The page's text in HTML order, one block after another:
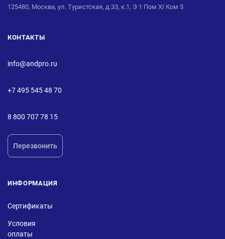
125480, Москва, ул. Туристская, д.33, к.1, Э 1 Пом XI Ком 5
КОНТАКТЫ
info@andpro.ru
+7 495 545 48 70
8 800 707 78 15
Перезвонить
ИНФОРМАЦИЯ
Сертификаты
Условия
оплаты